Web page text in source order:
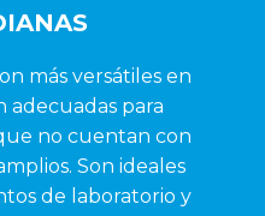
más versátiles en
adecuadas para
no cuentan con
Son ideales
de laboratorio y